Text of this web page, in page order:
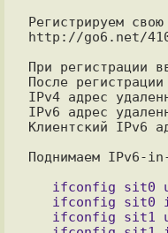
Регистрируем
http://go6.net/
При регистрации
После
IPv4 адрес
IPv6 адрес
Клиентский IPv6
Поднимаем IPv6-